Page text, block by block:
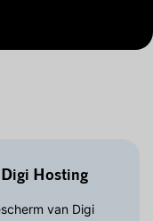
Hosting
van Digi